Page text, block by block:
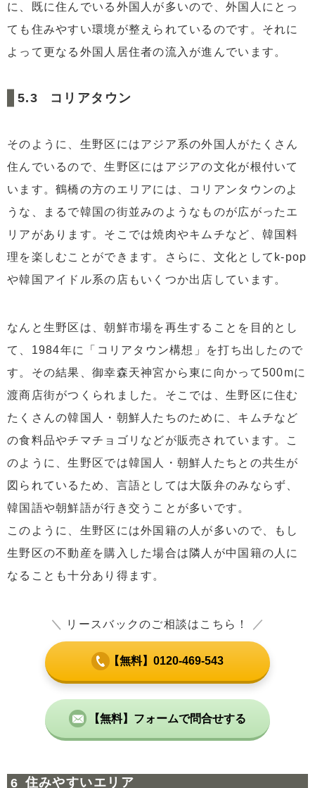
に、既に住んでいる外国人が多いので、外国人にとっ
ても住みやすい環境が整えられているのです。それに
よって更なる外国人居住者の流入が進んでいます。
コリアタウン
そのように、生野区にはアジア系の外国人がたくさん
住んでいるので、生野区にはアジアの文化が根付いて
います。鶴橋の方のエリアには、コリアンタウンのよ
うな、まるで韓国の街並みのようなものが広がったエ
リアがあります。そこでは焼肉やキムチなど、韓国料
理を楽しむことができます。さらに、文化としてk-pop
や韓国アイドル系の店もいくつか出店しています。
なんと生野区は、朝鮮市場を再生することを目的とし
て、1984年に「コリアタウン構想」を打ち出したので
す。その結果、御幸森天神宮から東に向かって500mに
渡商店街がつくられました。そこでは、生野区に住む
たくさんの韓国人・朝鮮人たちのために、キムチなど
の食料品やチマチョゴリなどが販売されています。こ
のように、生野区では韓国人・朝鮮人たちとの共生が
図られているため、言語としては大阪弁のみならず、
韓国語や朝鮮語が行き交うことが多いです。
このように、生野区には外国籍の人が多いので、もし
生野区の不動産を購入した場合は隣人が中国籍の人に
なることも十分あり得ます。
＼ リースバックのご相談はこちら！ ／
【無料】0120-469-543
【無料】フォームで問合せする
住みやすいエリア